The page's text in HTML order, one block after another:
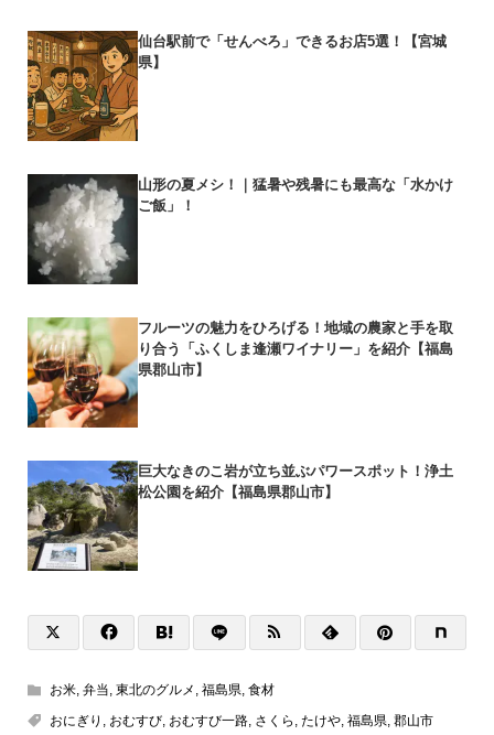
仙台駅前で「せんべろ」できるお店5選！【宮城
県】
山形の夏メシ！｜猛暑や残暑にも最高な「水かけ
ご飯」！
フルーツの魅力をひろげる！地域の農家と手を取
り合う「ふくしま逢瀬ワイナリー」を紹介【福島
県郡山市】
巨大なきのこ岩が立ち並ぶパワースポット！浄土
松公園を紹介【福島県郡山市】
お米, 弁当, 東北のグルメ , 福島県, 食材
おにぎり , おむすび, おむすび一路, さくら , たけや, 福島県, 郡山市